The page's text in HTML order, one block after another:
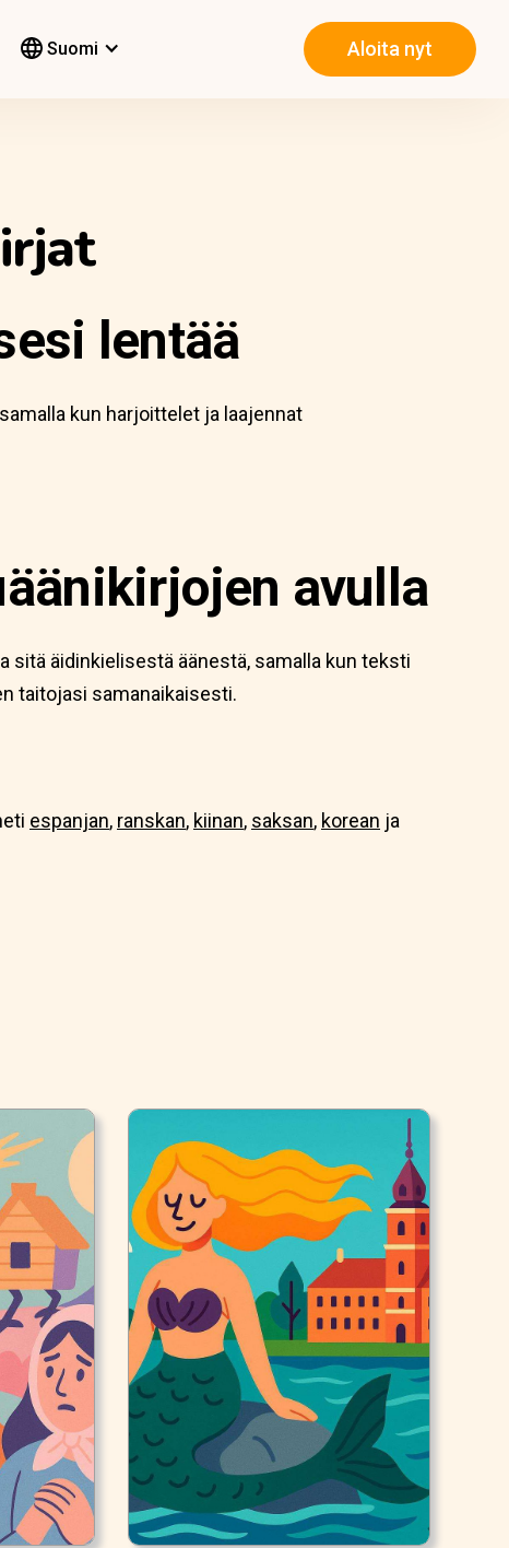
Suomi Aloita nyt
lentää
kun harjoittelet ja laajennat
avulla
sitä äidinkielisestä äänestä, samalla kun teksti
taitojasi samanaikaisesti.
espanjan, ranskan, kiinan, saksan, korean ja